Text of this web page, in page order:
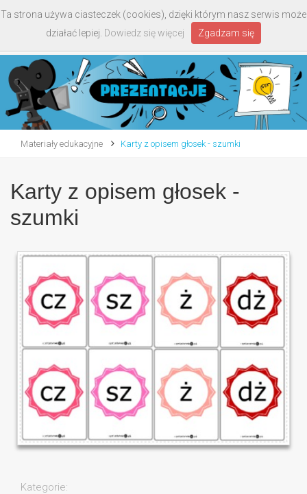
Materiały edukacyjne Karty z opisem głosek - szumki
Karty z opisem głosek -
szumki
Kategorie:
Ta strona używa ciasteczek (cookies), dzięki którym nasz serwis może
działać lepiej. Dowiedz się więcej Zgadzam się